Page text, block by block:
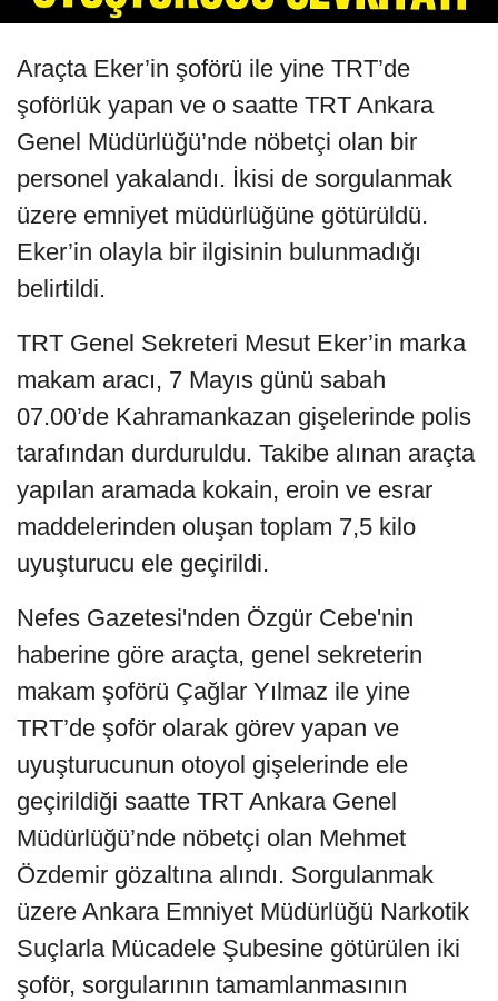
Araçta Eker’in şoförü ile yine TRT’de
şoförlük yapan ve o saatte TRT Ankara
Genel Müdürlüğü’nde nöbetçi olan bir
personel yakalandı. İkisi de sorgulanmak
üzere emniyet müdürlüğüne götürüldü.
Eker’in olayla bir ilgisinin bulunmadığı
belirtildi.
TRT Genel Sekreteri Mesut Eker’in marka
makam aracı, 7 Mayıs günü sabah
07.00’de Kahramankazan gişelerinde polis
tarafından durduruldu. Takibe alınan araçta
yapılan aramada kokain, eroin ve esrar
maddelerinden oluşan toplam 7,5 kilo
uyuşturucu ele geçirildi.
Nefes Gazetesi'nden Özgür Cebe'nin
haberine göre araçta, genel sekreterin
makam şoförü Çağlar Yılmaz ile yine
TRT’de şoför olarak görev yapan ve
uyuşturucunun otoyol gişelerinde ele
geçirildiği saatte TRT Ankara Genel
Müdürlüğü’nde nöbetçi olan Mehmet
Özdemir gözaltına alındı. Sorgulanmak
üzere Ankara Emniyet Müdürlüğü Narkotik
Suçlarla Mücadele Şubesine götürülen iki
şoför, sorgularının tamamlanmasının